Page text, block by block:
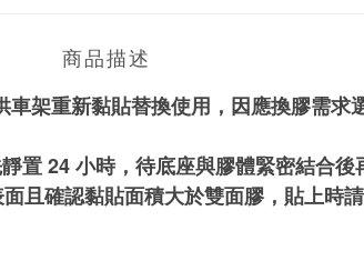
商品描述
架重新黏貼替換使用，因應換膠需求
置 24 小時，待底座與膠體緊密結合後
且確認黏貼面積大於雙面膠，貼上時